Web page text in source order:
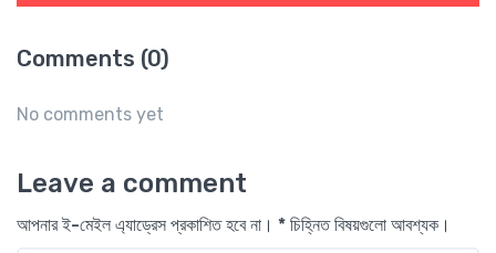
Comments (0)
No comments yet
Leave a comment
আপনার ই-মেইল এ্যাড্রেস প্রকাশিত হবে না। * চিহ্নিত বিষয়গুলো আবশ্যক।